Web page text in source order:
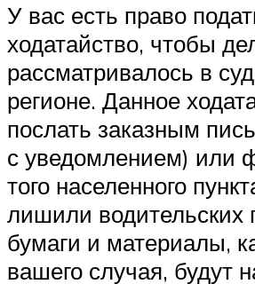
У вас есть право
ходатайство, чтобы
рассматривалось в
регионе. Данное
послать заказным
с уведомлением) или
того населенного
лишили водительских
бумаги и материалы,
вашего случая, будут